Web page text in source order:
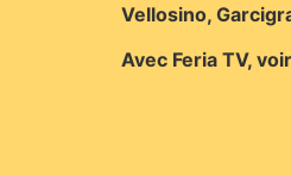
Vellosino,
Avec Feria TV,